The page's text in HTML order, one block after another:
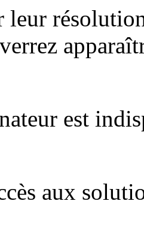
leur
est
aux